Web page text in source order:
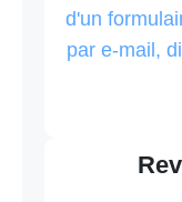
d'un
par e-mail,